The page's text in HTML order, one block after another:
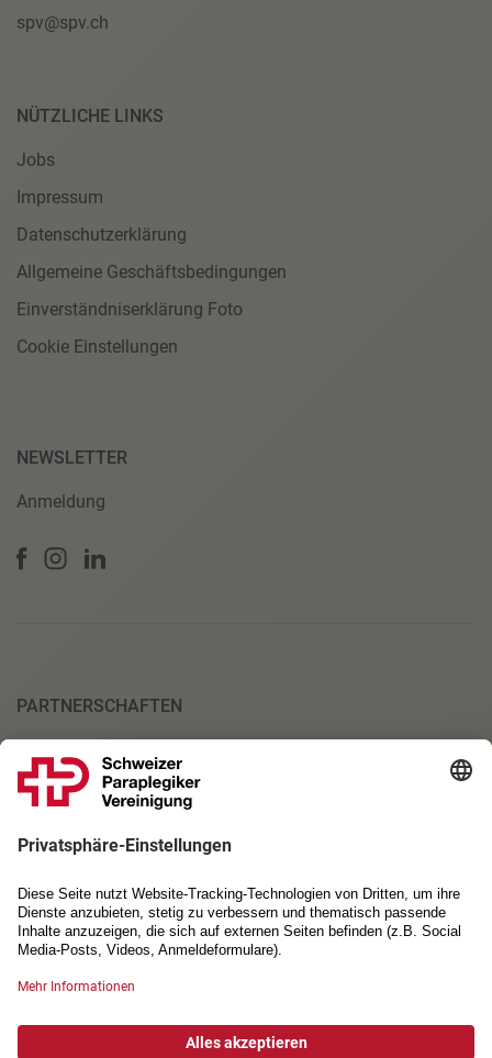
spv@spv.ch
NÜTZLICHE LINKS
Jobs
Impressum
Datenschutzerklärung
Allgemeine Geschäftsbedingungen
Einverständniserklärung Foto
Cookie Einstellungen
NEWSLETTER
Anmeldung
PARTNERSCHAFTEN